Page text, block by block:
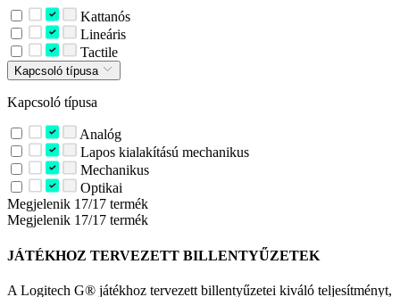
Kattanós
Lineáris
Tactile
Kapcsoló típusa
Kapcsoló típusa
Analóg
Lapos kialakítású mechanikus
Mechanikus
Optikai
Megjelenik 17/17 termék
Megjelenik 17/17 termék
JÁTÉKHOZ TERVEZETT BILLENTYŰZETEK
A Logitech G® játékhoz tervezett billentyűzetei kiváló teljesítményt,